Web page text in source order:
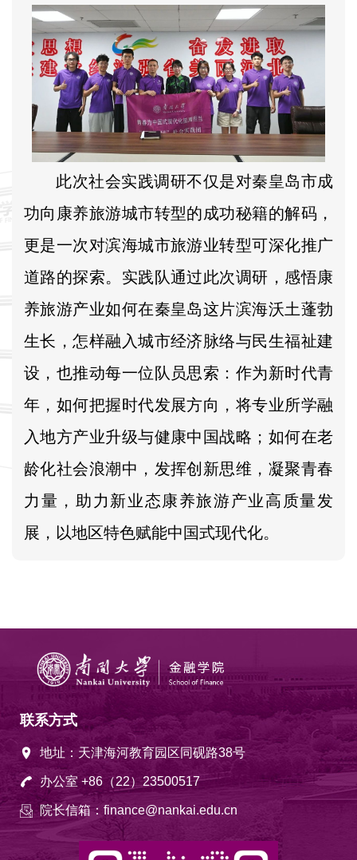
此次社会实践调研不仅是对秦皇岛市成
功向康养旅游城市转型的成功秘籍的解码，
更是一次对滨海城市旅游业转型可深化推广
道路的探索。实践队通过此次调研，感悟康
养旅游产业如何在秦皇岛这片滨海沃土蓬勃
生长，怎样融入城市经济脉络与民生福祉建
设，也推动每一位队员思索：作为新时代青
年，如何把握时代发展方向，将专业所学融
入地方产业升级与健康中国战略；如何在老
龄化社会浪潮中，发挥创新思维，凝聚青春
力量，助力新业态康养旅游产业高质量发
展，以地区特色赋能中国式现代化。
联系方式
地址：天津海河教育园区同砚路38号
办公室 +86（22）23500517
院长信箱：finance@nankai.edu.cn